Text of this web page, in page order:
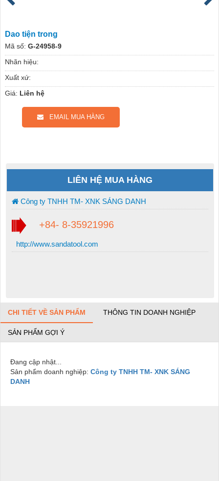
Dao tiện trong
Mã số: G-24958-9
Nhãn hiệu:
Xuất xứ:
Giá: Liên hệ
EMAIL MUA HÀNG
LIÊN HỆ MUA HÀNG
Công ty TNHH TM- XNK SÁNG DANH
+84- 8-35921996
http://www.sandatool.com
CHI TIẾT VỀ SẢN PHẨM THÔNG TIN DOANH NGHIỆP
SẢN PHẨM GỢI Ý
Đang cập nhật...
Sản phẩm doanh nghiệp: Công ty TNHH TM- XNK SÁNG
DANH